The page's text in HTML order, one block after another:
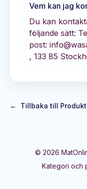
Vem kan jag
Du kan
följande sätt:
post:
, 133 85
← Tillbaka till
© 2026
Kategori och